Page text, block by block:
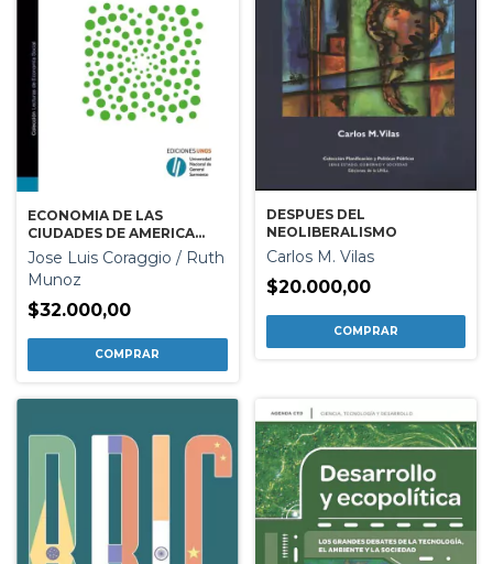
ECONOMIA DE LAS
CIUDADES DE AMERICA
LATINA HOY - VOL 1
Jose Luis Coraggio / Ruth
Munoz
$32.000,00
DESPUES DEL
NEOLIBERALISMO
Carlos M. Vilas
$20.000,00